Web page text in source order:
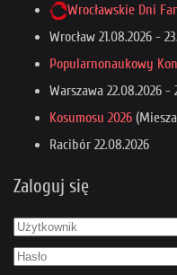
Wrocławskie Dni
Wrocław 21.08.2026 -
Popularnonaukowy
Warszawa 22.08.2026 -
Kosumosu 2026
Racibór22.08.2026
Zaloguj się